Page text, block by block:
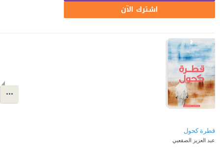
اشترك الآن
قطرة كحول
عبد العزيز الصقعبي